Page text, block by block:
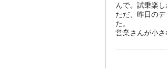
んで。試乗楽し
ただ、昨日の
た。
営業さんが小さ